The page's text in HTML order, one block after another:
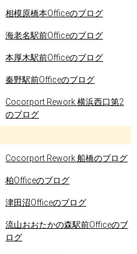
相模原橋本Officeのブログ
海老名駅前Officeのブログ
本厚木駅前Officeのブログ
秦野駅前Officeのブログ
Cocorport Rework 横浜西口第2
のブログ
Cocorport Rework 船橋のブログ
柏Officeのブログ
津田沼Officeのブログ
流山おおたかの森駅前Officeのブ
ログ